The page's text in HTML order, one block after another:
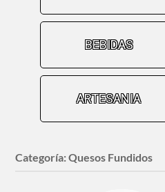
BEBIDAS
ARTESANIA
Categoría:Quesos Fundidos